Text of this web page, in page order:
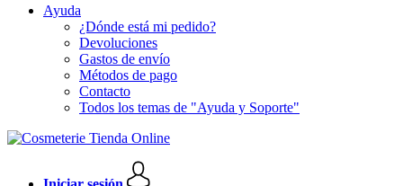
Ayuda
¿Dónde está mi pedido?
Devoluciones
Gastos de envío
Métodos de pago
Contacto
Todos los temas de "Ayuda y Soporte"